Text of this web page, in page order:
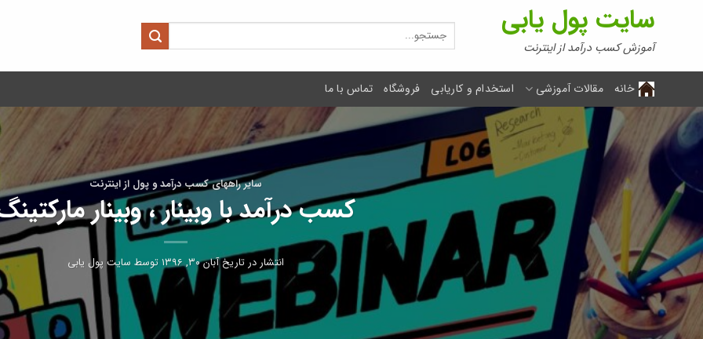
سایت پول یابی
آموزش کسب درآمد از اینترنت
جستجو
برای:
خانه مقالات آموزشی استخدام و کاریابی فروشگاه تماس با ما
سایر راههای کسب درآمد و پول از اینترنت
کسب درآمد با وبینار ، وبینار
انتشار در تاریخآبان ۳۰, ۱۳۹۶ توسط سایت پول یابی